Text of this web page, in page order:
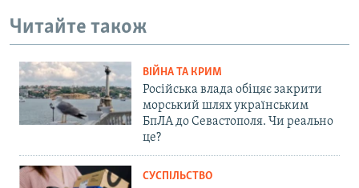
Читайте також
ВІЙНА ТА КРИМ
Російська влада обіцяє закрити
морський шлях українським
БпЛА до Севастополя. Чи реально
це?
СУСПІЛЬСТВО